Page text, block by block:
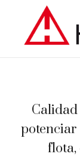
potenciar
flota,